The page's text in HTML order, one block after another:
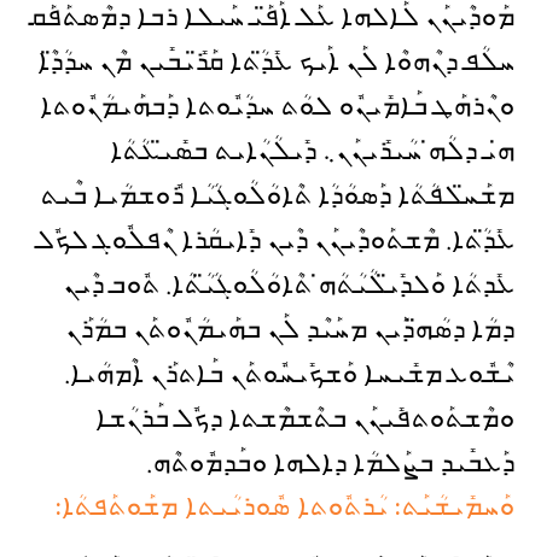
ܡܰܘܕܶܝܢܰܢ ܠܰܐܠܗܐ ܥܰܠ ܐܰܦ̈ܰܝ ܚܰܝܠܐ ܪܒܐ ܕܡܶܣܬܰܦܰܩ
ܚܠܳܦ ܕܢܶܗܘܶܐ ܠܰܢ ܐܰܝܟ ܥܺܕ̈ܳܬܐ ܩܰܪ̈ܺܝܒܺܝܢ ܡܶܢ ܚܕܳܕ̈ܶܐ
ܘܢܶܪܗܰܛ ܒܰܐܡܺܝܢܽܘ ܠܘܳܬ ܚܕܳܝܽܘܬܐ ܕܰܒܗܰܝܡܳܢܽܘܬܐ
ܗ̇ܝ ܕܠܳܗ̇ ܚܳܝܪܺܝܢܰܢ܆ ܕܺܝܠܳܢܳܐܝܬ ܒܣܺܝ̈ܥܳܬܳܐ
ܡܫܰܚ̈ܠܦܳܬܳܐ ܕܰܣܘܳܕܳܐ ܬܶܐܘܳܠܳܘܓܳܝܳܐ ܪܽܘܫܡܳܝܐ ܒܶܝܬ
ܥܺܕ̈ܳܬܐ. ܡܶܫܬܰܘܕܶܝܢܰܢ ܕܶܝܢ ܕܺܐܝܩܳܪܐ ܢܶܦܠܽܘܓ ܠܟܽܠ
ܥܺܕܬܳܐ ܘܰܠܕܺܝ̈ܠܳܝܳܬܳܗ̇ ܬܶܐܘܳܠܳܘܓܳܝ̈ܳܬܳܐ. ܬܽܘܒ ܕܶܝܢ
ܕܡܳܐ ܕܣܳܗ̈ܕܰܝܢ ܡܚܰܝܶܕ ܠܰܢ ܒܗܰܝܡܳܢܽܘܬܰܢ ܒܡܳܪܰܢ
ܝܶܫܽܘܥ ܡܫܺܝܚܐ ܘܰܫܟܺܝܚܽܘܬܰܢ ܒܰܐܬܪܰܢ ܐܶܡܗܳܝܐ.
ܘܡܶܫܬܰܘܬܦܺܝܢܰܢ ܒܬܶܫܡܶܫܬܐ ܕܟܽܠ ܒܰܪܢܳܫܐ
ܕܰܥܒܺܝܕ ܒܨܰܠܡܳܐ ܕܐܠܗܐ ܘܒܰܕܡܽܘܬܶܗ.
ܘܰܚܡܺܝܫܳܝܰܬ: ܝܳܪܬܽܘܬܐ ܣܽܘܪܝܳܝܬܐ ܡܫܰܘܬܰܦܬܳܐ: